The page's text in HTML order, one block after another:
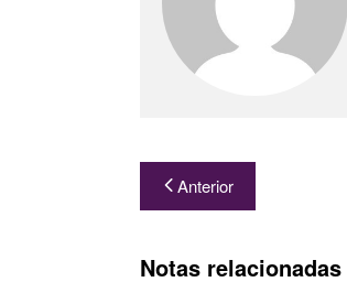
Navegación
de
entradas
Anterior
Notas relacionadas